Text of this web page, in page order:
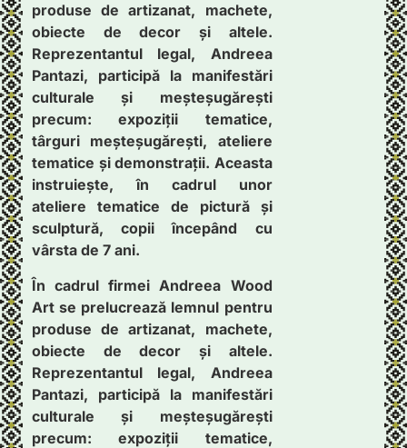
produse de artizanat, machete,
obiecte de decor și altele.
Reprezentantul legal, Andreea
Pantazi, participă la manifestări
culturale și meșteșugărești
precum: expoziții tematice,
târguri meșteșugărești, ateliere
tematice și demonstrații. Aceasta
instruiește, în cadrul unor
ateliere tematice de pictură și
sculptură, copii începând cu
vârsta de 7 ani.
În cadrul firmei Andreea Wood
Art se prelucrează lemnul pentru
produse de artizanat, machete,
obiecte de decor și altele.
Reprezentantul legal, Andreea
Pantazi, participă la manifestări
culturale și meșteșugărești
precum: expoziții tematice,